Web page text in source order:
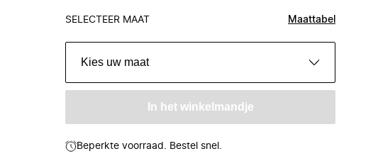
SELECTEER MAAT Maattabel
Kies uw maat
In het winkelmandje
Beperkte voorraad. Bestel snel.